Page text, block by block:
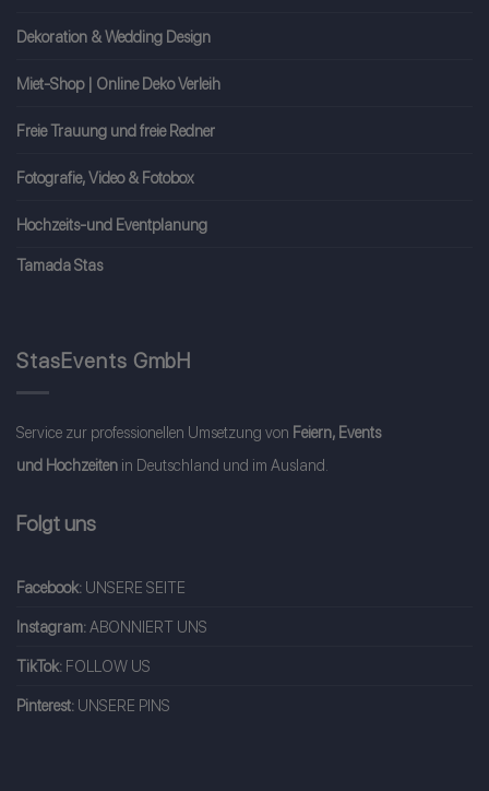
Dekoration & Wedding Design
Miet-Shop | Online Deko Verleih
Freie Trauung und freie Redner
Fotografie, Video & Fotobox
Hochzeits-und Eventplanung
Tamada Stas
StasEvents GmbH
Service zur professionellen Umsetzung von Feiern, Events
und Hochzeiten in Deutschland und im Ausland.
Folgt uns
Facebook: UNSERE SEITE
Instagram:ABONNIERT UNS
TikTok: FOLLOW US
Pinterest: UNSERE PINS